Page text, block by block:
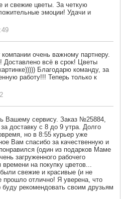
и свежие цветы. За четкую
эмоции! Удачи и
очень важному партнеру.
всё в срок! Цветы
Благодарю команду, за
работу!!! Теперь только к
Вашему сервису. Заказ №25884,
доставку с 8 до 9 утра. Долго
но в 8:55 курьер уже
Вам спасибо за качественную и
(один из подарков Маме
загруженного рабочего
на покупку цветов...
свежие и красивые (и не
отлично! Я уверена, что
рекомендовать своим друзьям